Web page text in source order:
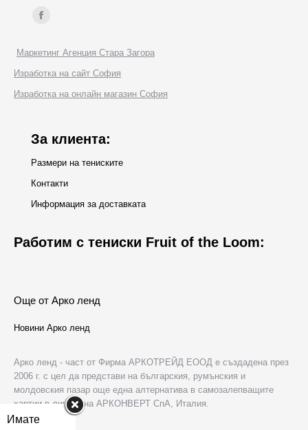
Find us on:
Facebook
opens
in
new
Маркетинг Агенция Стара Загора
Изработка на сайт София
Изработка на онлайн магазин София
За клиента:
Размери на тениските
Контакти
Информация за доставката
Работим с тениски Fruit of the Loom:
Още от Арко ленд
Новини Арко ленд
Арко ленд - част от Фирма АРКОТРЕЙД ЕООД е създадена през
2006 г. с цел да представи на българския, румънския и
молдовския пазар още една алтернатива в самозалепващите
хартии в лицето на АРКОНВЕРТ СпА, Италия.
За нас
Имате